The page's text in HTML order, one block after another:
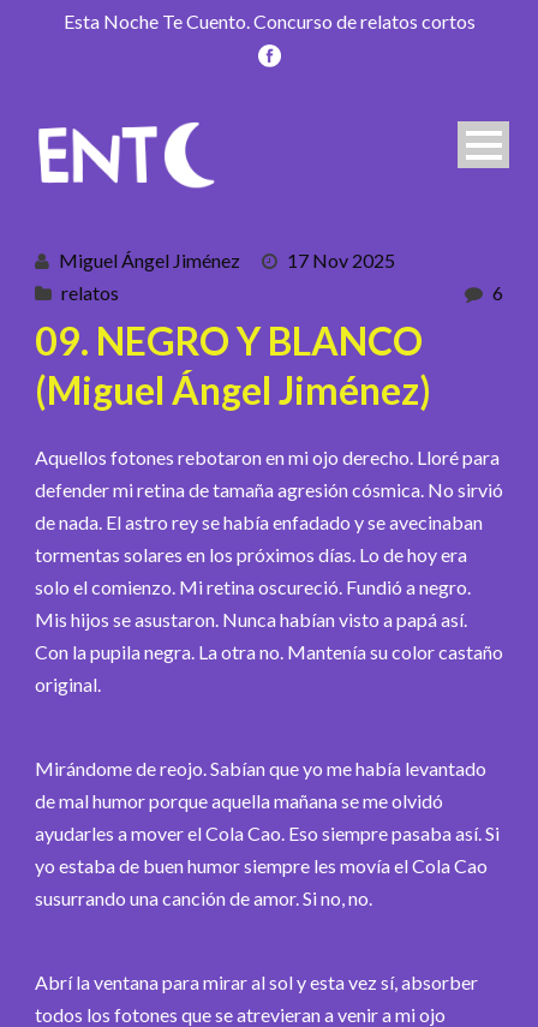
Esta Noche Te Cuento. Concurso de relatos cortos
Miguel Ángel Jiménez
17 Nov 2025
relatos
6
09. NEGRO Y BLANCO
(Miguel Ángel Jiménez)
Aquellos fotones rebotaron en mi ojo derecho. Lloré para
defender mi retina de tamaña agresión cósmica. No sirvió
de nada. El astro rey se había enfadado y se avecinaban
tormentas solares en los próximos días. Lo de hoy era
solo el comienzo. Mi retina oscureció. Fundió a negro.
Mis hijos se asustaron. Nunca habían visto a papá así.
Con la pupila negra. La otra no. Mantenía su color castaño
original.
Mirándome de reojo. Sabían que yo me había levantado
de mal humor porque aquella mañana se me olvidó
ayudarles a mover el Cola Cao. Eso siempre pasaba así. Si
yo estaba de buen humor siempre les movía el Cola Cao
susurrando una canción de amor. Si no, no.
Abrí la ventana para mirar al sol y esta vez sí, absorber
todos los fotones que se atrevieran a venir a mi ojo